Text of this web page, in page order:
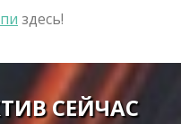
здесь!
СЕЙЧАС